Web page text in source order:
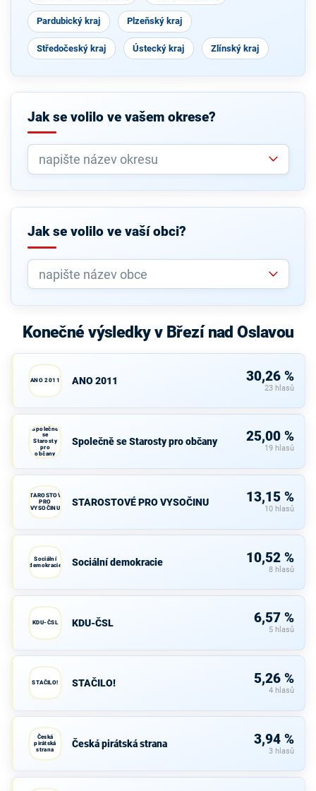
Pardubický kraj Plzeňský kraj
Středočeský kraj Ústecký kraj Zlínský kraj
Jak se volilo ve vašem okrese?
Jak se volilo ve vaší obci?
Konečné výsledky v Březí nad Oslavou
ANO 2011 ANO 2011 30,26 %
23 hlasů
Společně
se
Starosty
pro
občany
Společně se Starosty pro občany 25,00 %
19 hlasů
STAROSTOVÉ
PRO
VYSOČINU
STAROSTOVÉ PRO VYSOČINU 13,15 %
10 hlasů
Sociální
demokracie
Sociální demokracie 10,52 %
8 hlasů
KDU-ČSL KDU-ČSL 6,57 %
5 hlasů
STAČILO! STAČILO! 5,26 %
4 hlasů
Česká
pirátská
strana
Česká pirátská strana 3,94 %
3 hlasů